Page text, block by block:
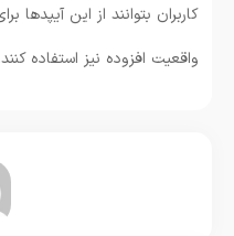
کاربران بتوانند از این آیپدها
واقعیت افزوده نیز استفاده کنند.